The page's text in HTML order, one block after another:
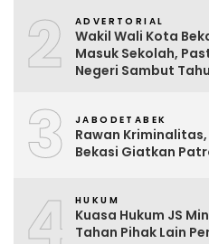
2 ADVERTORIAL
Wakil Wali Kota
Masuk Sekolah,
Negeri Sambut
3 JABODETABEK
Rawan
Bekasi Giatkan
4 HUKUM
Kuasa Hukum JS
Tahan Pihak Lain